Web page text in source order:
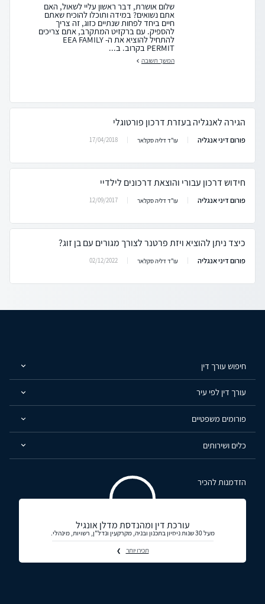
שלום אושרת, דבר ראשון עליי לשאול, האם
אתם נשואים? במידה ותוכלו להוכיח שאתם
חיים ביחד לפחות שנתיים כזוג, זה צריך
להספיק. עם ברקזיט המתקרב, אתם צריכים
להתחיל להוציא את ה- EEA FAMILY
PERMIT בקרוב. ב...
המשך תשובה
הגירה לאנגליה בעזרת דרכון פורטוגלי
פורום דיני אנגליה עו"ד דליה סקלאר 17/04/2018
חידוש דרכון עבורי והוצאת דרכונים לילדיי
פורום דיני אנגליה עו"ד דליה סקלאר 12/09/2017
כיצד ניתן להוציא ויזת פרטנר לצורך מגורים עם בן זוג?
פורום דיני אנגליה עו"ד דליה סקלאר 02/12/2022
חיפוש עורך דין
עורך דין לפי עיר
פורומים משפטיים
כלים ושירותים
הזדמנות להכיר
עורכת דין ומהנדסת מדלן אונגיל
מעל 30 שנות ניסיון בתכנון ובניה, מקרקעין ונדל"ן, רשויות, מינהלי.
תכירו יותר